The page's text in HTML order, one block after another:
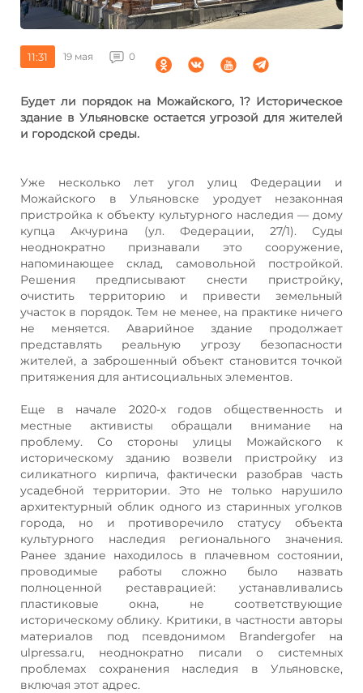
11:31 19 мая 0
Будет ли порядок на Можайского, 1? Историческое
здание в Ульяновске остается угрозой для жителей
и городской среды.
Уже несколько лет угол улиц Федерации и
Можайского в Ульяновске уродует незаконная
пристройка к объекту культурного наследия — дому
купца Акчурина (ул. Федерации, 27/1). Суды
неоднократно признавали это сооружение,
напоминающее склад, самовольной постройкой.
Решения предписывают снести пристройку,
очистить территорию и привести земельный
участок в порядок. Тем не менее, на практике ничего
не меняется. Аварийное здание продолжает
представлять реальную угрозу безопасности
жителей, а заброшенный объект становится точкой
притяжения для антисоциальных элементов.
Еще в начале 2020-х годов общественность и
местные активисты обращали внимание на
проблему. Со стороны улицы Можайского к
историческому зданию возвели пристройку из
силикатного кирпича, фактически разобрав часть
усадебной территории. Это не только нарушило
архитектурный облик одного из старинных уголков
города, но и противоречило статусу объекта
культурного наследия регионального значения.
Ранее здание находилось в плачевном состоянии,
проводимые работы сложно было назвать
полноценной реставрацией: устанавливались
пластиковые окна, не соответствующие
историческому облику. Критики, в частности авторы
материалов под псевдонимом Brandergofer на
ulpressa.ru, неоднократно писали о системных
проблемах сохранения наследия в Ульяновске,
включая этот адрес.